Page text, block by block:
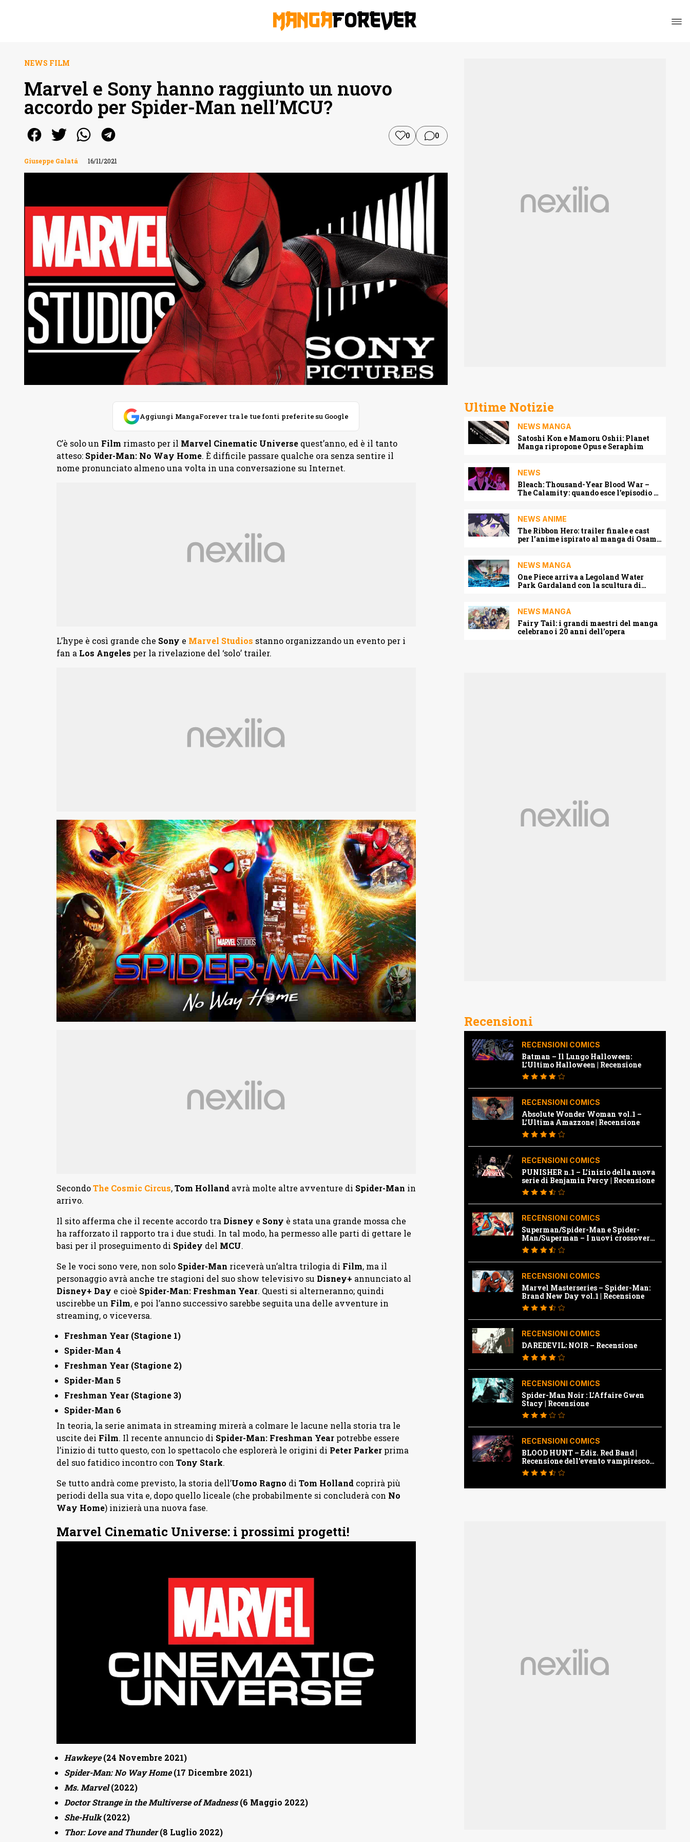
NEWS FILM
Marvel e Sony hanno raggiunto un nuovo
accordo per Spider-Man nell’MCU?
0 0
Giuseppe Galatá 16/11/2021
Aggiungi MangaForever tra le tue fonti preferite su Google
C’è solo un Film rimasto per il Marvel Cinematic Universequest’anno, ed è il tanto
atteso: Spider-Man: No Way Home. È difficile passare qualche ora senza sentire il
nome pronunciato almeno una volta in una conversazione su Internet.
L’hype è così grande che Sony e Marvel Studios stanno organizzando un evento per i
fan a Los Angeles per la rivelazione del ‘solo’ trailer.
SecondoThe Cosmic Circus,Tom Hollandavrà molte altre avventure di Spider-Man in
arrivo.
Il sito afferma che il recente accordo tra Disney e Sony è stata una grande mossa che
ha rafforzato il rapporto tra i due studi. In tal modo, ha permesso alle parti di gettare le
basi per il proseguimento di Spidey del MCU.
Se le voci sono vere, non solo Spider-Man riceverà un’altra trilogia di Film, ma il
personaggio avrà anche tre stagioni del suo show televisivo su Disney+ annunciato al
Disney+ Day e cioè Spider-Man: Freshman Year. Questi si alterneranno; quindi
uscirebbe un Film, e poi l’anno successivo sarebbe seguita una delle avventure in
streaming, o viceversa.
Freshman Year (Stagione 1)
Spider-Man 4
Freshman Year (Stagione 2)
Spider-Man 5
Freshman Year (Stagione 3)
Spider-Man 6
In teoria, la serie animata in streaming mirerà a colmare le lacune nella storia tra le
uscite dei Film. Il recente annuncio di Spider-Man: Freshman Year potrebbe essere
l’inizio di tutto questo, con lo spettacolo che esplorerà le origini di Peter Parkerprima
del suo fatidico incontro con Tony Stark.
Se tutto andrà come previsto, la storia dell’Uomo Ragno di Tom Hollandcoprirà più
periodi della sua vita e, dopo quello liceale (che probabilmente si concluderà con No
Way Home) inizierà una nuova fase.
Marvel Cinematic Universe: i prossimi progetti!
Hawkeye(24 Novembre 2021)
Spider-Man: No Way Home(17 Dicembre 2021)
Ms. Marvel(2022)
Doctor Strange in the Multiverse of Madness(6 Maggio 2022)
She-Hulk(2022)
Thor: Love and Thunder(8 Luglio 2022)
Ultime Notizie
NEWS MANGA
Satoshi Kon e Mamoru Oshii: Planet
Manga ripropone Opus e Seraphim
NEWS
Bleach: Thousand-Year Blood War –
The Calamity: quando esce l’episodio 3
NEWS ANIME
The Ribbon Hero: trailer finale e cast
per l’anime ispirato al manga di Osamu
NEWS MANGA
One Piece arriva a Legoland Water
Park Gardaland con la scultura di
NEWS MANGA
Fairy Tail: i grandi maestri del manga
celebrano i 20 anni dell’opera
Recensioni
RECENSIONI COMICS
Batman – Il Lungo Halloween:
L’Ultimo Halloween | Recensione
RECENSIONI COMICS
Absolute Wonder Woman vol.1 –
L’Ultima Amazzone | Recensione
RECENSIONI COMICS
PUNISHER n.1 – L’inizio della nuova
serie di Benjamin Percy | Recensione
RECENSIONI COMICS
Superman/Spider-Man e Spider-
Man/Superman – I nuovi crossover
Marvel e Dc | Recensione
RECENSIONI COMICS
Marvel Masterseries – Spider-Man:
Brand New Day vol.1 | Recensione
RECENSIONI COMICS
DAREDEVIL: NOIR – Recensione
RECENSIONI COMICS
Spider-Man Noir : L’Affaire Gwen
Stacy | Recensione
RECENSIONI COMICS
BLOOD HUNT – Ediz. Red Band |
Recensione dell’evento vampiresco
della Marvel